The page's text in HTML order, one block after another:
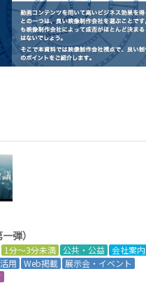
弾）
1分～3分未満 公共・公益 会社案内
用 Web掲載
展示会・イベント